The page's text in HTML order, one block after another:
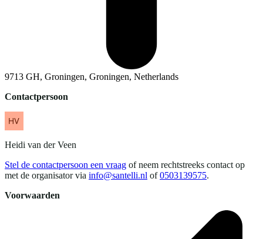
9713 GH, Groningen, Groningen, Netherlands
Contactpersoon
Heidi van der Veen
Stel de contactpersoon een vraag of neem rechtstreeks contact op
met de organisator via info@santelli.nl of 0503139575.
Voorwaarden